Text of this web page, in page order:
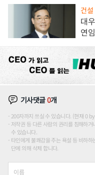
건설
대
연
기사댓글0개
200자까지 쓰실 수 있습니다. (현재 0
저작권 등 다른 사람의 권리를 침해하
수 있습니다.
타인에게 불쾌감을 주는 욕설 등 비하
단에 의해 삭제 합니다.